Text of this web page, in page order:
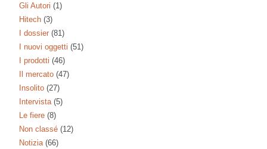
Gli Autori (1)
Hitech (3)
I dossier (81)
I nuovi oggetti (51)
I prodotti (46)
Il mercato (47)
Insolito (27)
Intervista (5)
Le fiere (8)
Non classé (12)
Notizia (66)